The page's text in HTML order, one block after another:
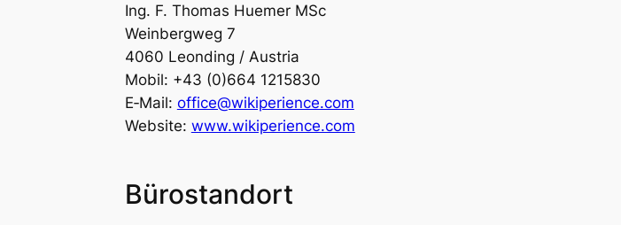
Ing. F. Tho­mas Hue­mer MSc
Wein­berg­weg 7
4060 Leon­ding / Aus­tria
Mobil: +43 (0)664 1215830
E‑Mail: office@wikiperience.com
Web­site: www.wikiperience.com
Büro­stand­ort